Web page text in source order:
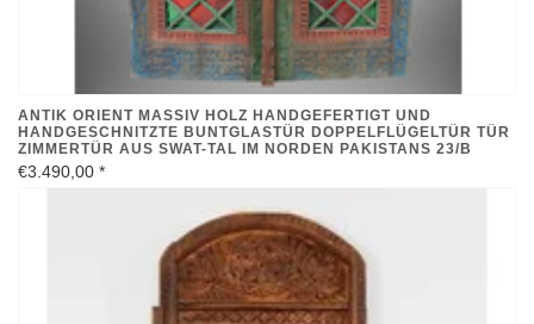
ANTIK ORIENT MASSIV HOLZ HANDGEFERTIGT UND
HANDGESCHNITZTE BUNTGLASTÜR DOPPELFLÜGELTÜR TÜR
ZIMMERTÜR AUS SWAT-TAL IM NORDEN PAKISTANS 23/B
€3.490,00 *